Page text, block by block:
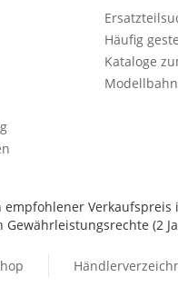
Häufig
Kataloge
Verkaufspreis
Gewährleistungsrechte (2